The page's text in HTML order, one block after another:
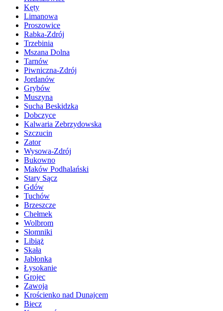
Kęty
Limanowa
Proszowice
Rabka-Zdrój
Trzebinia
Mszana Dolna
Tarnów
Piwniczna-Zdrój
Jordanów
Grybów
Muszyna
Sucha Beskidzka
Dobczyce
Kalwaria Zebrzydowska
Szczucin
Zator
Wysowa-Zdrój
Bukowno
Maków Podhalański
Stary Sącz
Gdów
Tuchów
Brzeszcze
Chełmek
Wolbrom
Słomniki
Libiąż
Skała
Jabłonka
Łysokanie
Grojec
Zawoja
Krościenko nad Dunajcem
Biecz